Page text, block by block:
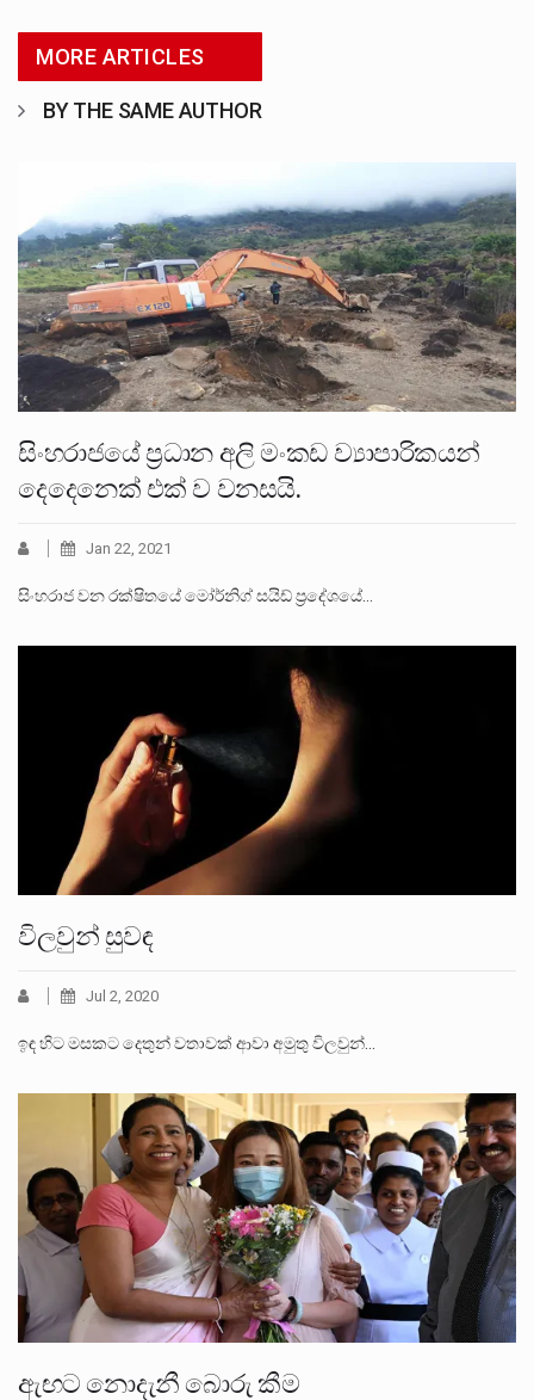
MORE ARTICLES
BY THE SAME AUTHOR
සිංහරාජයේ ප්‍රධාන අලි මංකඩ ව්‍යාපාරිකයන්
දෙදෙනෙක් එක් ව වනසයි.
Jan 22, 2021
සිංහරාජ වන රක්ෂිතයේ මෝර්නිග් සයිඩ් ප්‍රදේශයේ…
විලවුන් සුවඳ
Jul 2, 2020
ඉඳ හිට මසකට දෙතුන් වතාවක් ආවා අමුතු විලවුන්…
ඇඟට නොදැනී බොරු කීම